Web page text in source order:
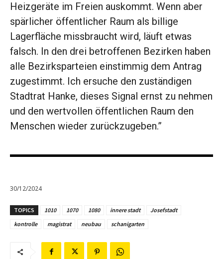
Heizgeräte im Freien auskommt. Wenn aber
spärlicher öffentlicher Raum als billige
Lagerfläche missbraucht wird, läuft etwas
falsch. In den drei betroffenen Bezirken haben
alle Bezirksparteien einstimmig dem Antrag
zugestimmt. Ich ersuche den zuständigen
Stadtrat Hanke, dieses Signal ernst zu nehmen
und den wertvollen öffentlichen Raum den
Menschen wieder zurückzugeben.”
30/12/2024
TOPICS 1010 1070 1080 innere stadt
Josefstadt
kontrolle
magistrat neubau schanigarten